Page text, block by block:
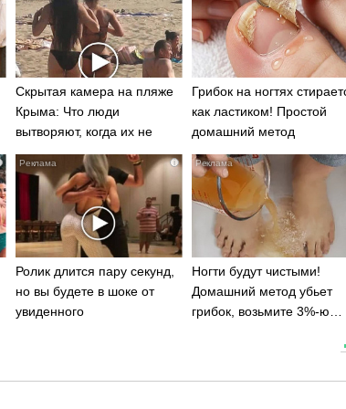
Скрытая камера на пляже
Крыма: Что люди
вытворяют, когда их не
видят...
Грибок на ногтях
как ластиком! Простой
домашний метод
i
Ролик длится пару секунд,
но вы будете в шоке от
увиденного
Ногти будут чистыми!
Домашний метод убьет
грибок, возьмите 3%-ю…